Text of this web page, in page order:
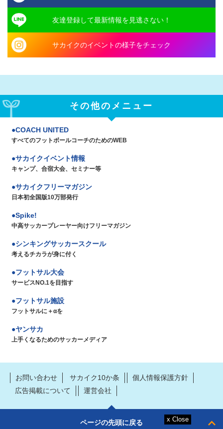
友達登録して最新情報を見逃さない！
サカイクのイベントの様子をチェック
その他のメニュー
COACH UNITED
すべてのフットボールコーチのためのWEB
サカイクイベント情報
キャンプ、合宿大会、セミナー等
サカイクフリーマガジン
日本初全国版10万部発行
Spike!
中高サッカープレーヤー向けフリーマガジン
シンキングサッカースクール
考えるチカラが身に付く
フットサル大会
サービスNO.1を目指す
フットサル施設
フットサルに＋αを
ヤンサカ
上手くなるためのサッカーメディア
お問い合わせ サカイク10か条
個人情報保護方針
広告掲載について
運営会社
ページの先頭に戻る